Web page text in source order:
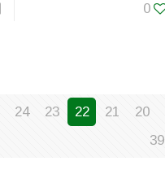
0
20
21
22
23
24
39